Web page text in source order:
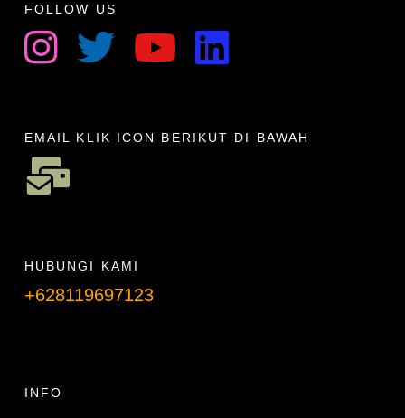
FOLLOW US
EMAIL KLIK ICON BERIKUT DI BAWAH
HUBUNGI KAMI
+628119697123
INFO